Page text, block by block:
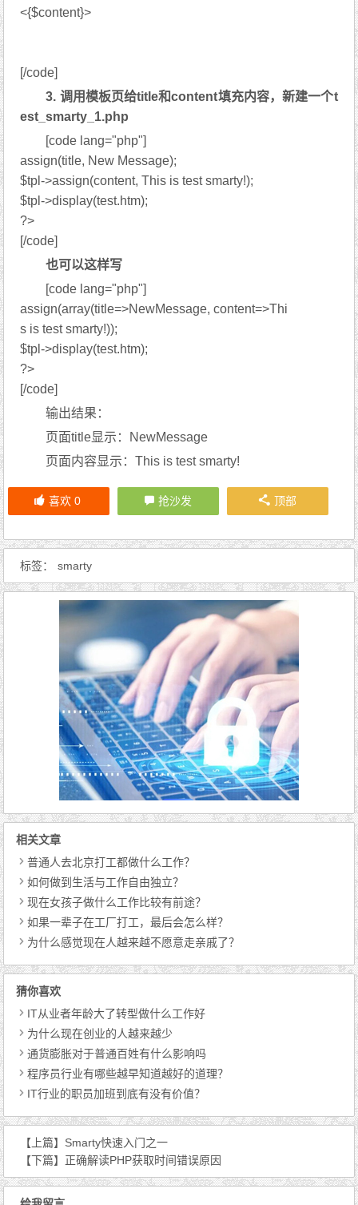
<{$content}>
[/code]
3. 调用模板页给title和content填充内容，新建一个t
est_smarty_1.php
[code lang="php"]
assign(title, New Message);
$tpl->assign(content, This is test smarty!);
$tpl->display(test.htm);
?>
[/code]
也可以这样写
[code lang="php"]
assign(array(title=>NewMessage, content=>Thi
s is test smarty!));
$tpl->display(test.htm);
?>
[/code]
输出结果：
页面title显示：NewMessage
页面内容显示：This is test smarty!
喜欢 0 抢沙发 顶部
标签： smarty
相关文章
普通人去北京打工都做什么工作？
如何做到生活与工作自由独立？
现在女孩子做什么工作比较有前途？
如果一辈子在工厂打工，最后会怎么样？
为什么感觉现在人越来越不愿意走亲戚了？
猜你喜欢
IT从业者年龄大了转型做什么工作好
为什么现在创业的人越来越少
通货膨胀对于普通百姓有什么影响吗
程序员行业有哪些越早知道越好的道理？
IT行业的职员加班到底有没有价值？
【上篇】 Smarty快速入门之一
【下篇】 正确解读PHP获取时间错误原因